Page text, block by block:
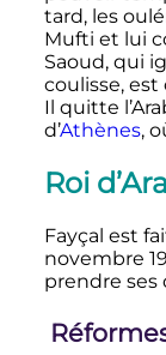
tard, les
Mufti et lui
Saoud, qui
coulisse,
Il quitte
d’Athènes,
Roi
Fayçal est
novembre
prendre ses